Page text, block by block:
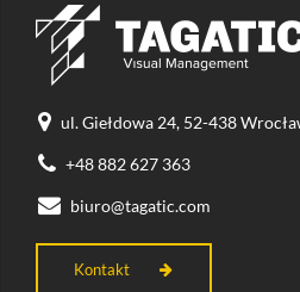
ul. Giełdowa 24, 52-438
+48 882 627 363
biuro@tagatic.com
Kontakt